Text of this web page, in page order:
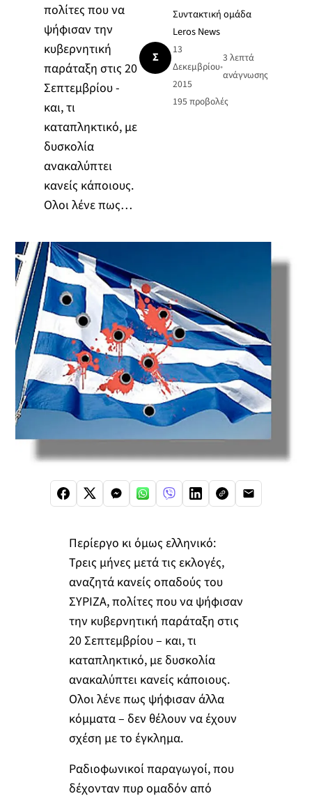
πολίτες που να
ψήφισαν την
κυβερνητική
παράταξη στις 20
Σεπτεμβρίου -
και, τι
καταπληκτικό, με
δυσκολία
ανακαλύπτει
κανείς κάποιους.
Ολοι λένε πως…
Σ
Συντακτική ομάδα
Leros News
13
Δεκεμβρίου
2015
•
3 λεπτά
ανάγνωσης
195 προβολές
Περίεργο κι όμως ελληνικό:
Τρεις μήνες μετά τις εκλογές,
αναζητά κανείς οπαδούς του
ΣΥΡΙΖΑ, πολίτες που να ψήφισαν
την κυβερνητική παράταξη στις
20 Σεπτεμβρίου – και, τι
καταπληκτικό, με δυσκολία
ανακαλύπτει κανείς κάποιους.
Ολοι λένε πως ψήφισαν άλλα
κόμματα – δεν θέλουν να έχουν
σχέση με το έγκλημα.
Ραδιοφωνικοί παραγωγοί, που
δέχονταν πυρ ομαδόν από